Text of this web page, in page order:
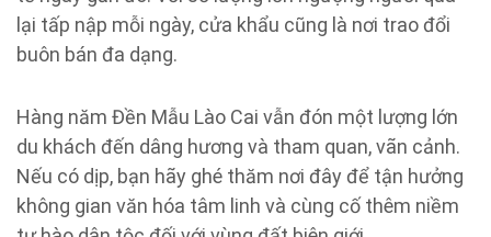
lại tấp nập mỗi ngày, cửa khẩu cũng là nơi trao đổi
buôn bán đa dạng.
Hàng năm Đền Mẫu Lào Cai vẫn đón một lượng lớn
du khách đến dâng hương và tham quan, vãn cảnh.
Nếu có dịp, bạn hãy ghé thăm nơi đây để tận hưởng
không gian văn hóa tâm linh và cùng cố thêm niềm